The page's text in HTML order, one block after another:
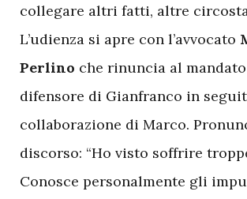
collegare altri fatti, altre
L’udienza si apre con l’avvocato
Perlino che rinuncia al
difensore di Gianfranco in
collaborazione di Marco.
discorso: “Ho visto soffrire
Conosce personalmente gli